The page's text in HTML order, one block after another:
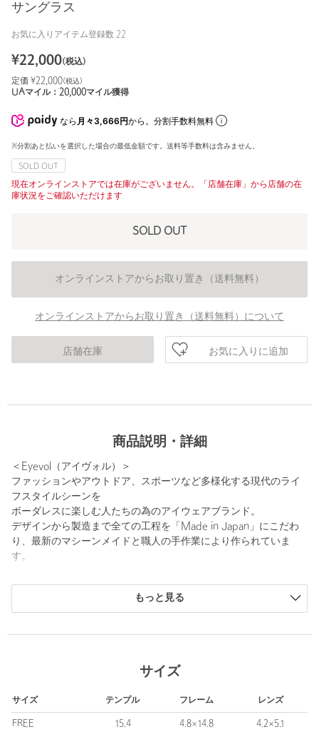
サングラス
お気に入りアイテム登録数 22
¥22,000(税込)
定価 ¥22,000(税込)
UAマイル： 20,000マイル獲得
なら 月々3,666円から。分割手数料無料
※分割あと払いを選択した場合の最低金額です。送料等手数料は含みません。
SOLD OUT
現在オンラインストアでは在庫がございません。「店舗在庫」から店舗の在
庫状況をご確認いただけます
SOLD OUT
オンラインストアからお取り置き（送料無料）
オンラインストアからお取り置き（送料無料）について
店舗在庫 お気に入りに追加
商品説明・詳細
＜Eyevol（アイヴォル）＞
ファッションやアウトドア、スポーツなど多様化する現代のライ
フスタイルシーンを
ボーダレスに楽しむ人たちの為のアイウェアブランド。
デザインから製造まで全ての工程を「Made in Japan」にこだわ
り、最新のマシーンメイドと職人の手作業により作られていま
す。
・可視光線透過率：15％
■メーカー品番：COLON3(51) MBK-DG-DK.GRY
※商品に「取り扱い上の注意書き」、「洗濯表示」がございます
場合は、使用前に必ずご確認ください。
もっと見る
サイズ
サイズ テンプル フレーム レンズ
FREE 15.4 4.8×14.8 4.2×5.1